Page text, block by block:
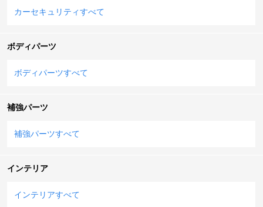
カーセキュリティすべて
ボディパーツ
ボディパーツすべて
補強パーツ
補強パーツすべて
インテリア
インテリアすべて